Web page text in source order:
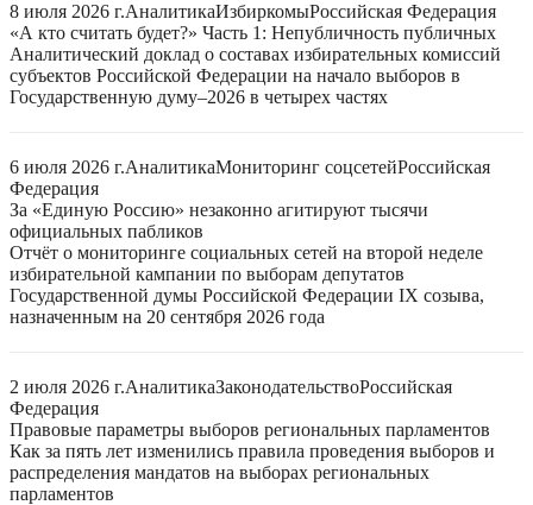
8 июля 2026 г.АналитикаИзбиркомыРоссийская Федерация
«А кто считать будет?» Часть 1: Непубличность публичных
Аналитический доклад о составах избирательных комиссий
субъектов Российской Федерации на начало выборов в
Государственную думу–2026 в четырех частях
6 июля 2026 г.АналитикаМониторинг соцсетейРоссийская
Федерация
За «Единую Россию» незаконно агитируют тысячи
официальных пабликов
Отчёт о мониторинге социальных сетей на второй неделе
избирательной кампании по выборам депутатов
Государственной думы Российской Федерации IX созыва,
назначенным на 20 сентября 2026 года
2 июля 2026 г.АналитикаЗаконодательствоРоссийская
Федерация
Правовые параметры выборов региональных парламентов
Как за пять лет изменились правила проведения выборов и
распределения мандатов на выборах региональных
парламентов